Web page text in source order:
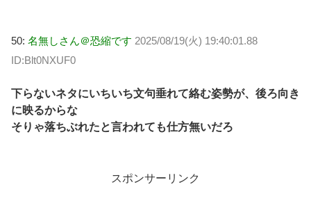
50: 名無しさん＠恐縮です 2025/08/19(火) 19:40:01.88
ID:Blt0NXUF0
下らないネタにいちいち文句垂れて絡む姿勢が、後ろ向き
に映るからな
そりゃ落ちぶれたと言われても仕方無いだろ
スポンサーリンク